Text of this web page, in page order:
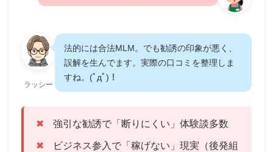
ラッシー
法的には合法MLM。でも勧誘の印象が悪く、
誤解を生んでます。実際の口コミを整理しま
すね。(ﾟдﾟ)！
強引な勧誘で「断りにくい」体験談多数
ビジネス参入で「稼げない」現実（後発組